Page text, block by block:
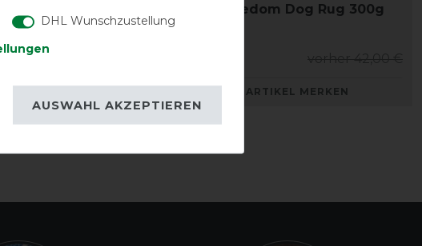
Bucas Freedom Dog Rug 300g
ARTIKEL MERKEN
DHL Wunschzustellung
AUSWAHL AKZEPTIEREN